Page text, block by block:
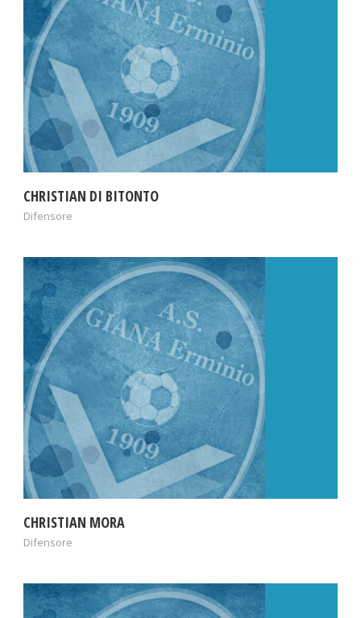
CHRISTIAN DI BITONTO
Difensore
CHRISTIAN MORA
Difensore